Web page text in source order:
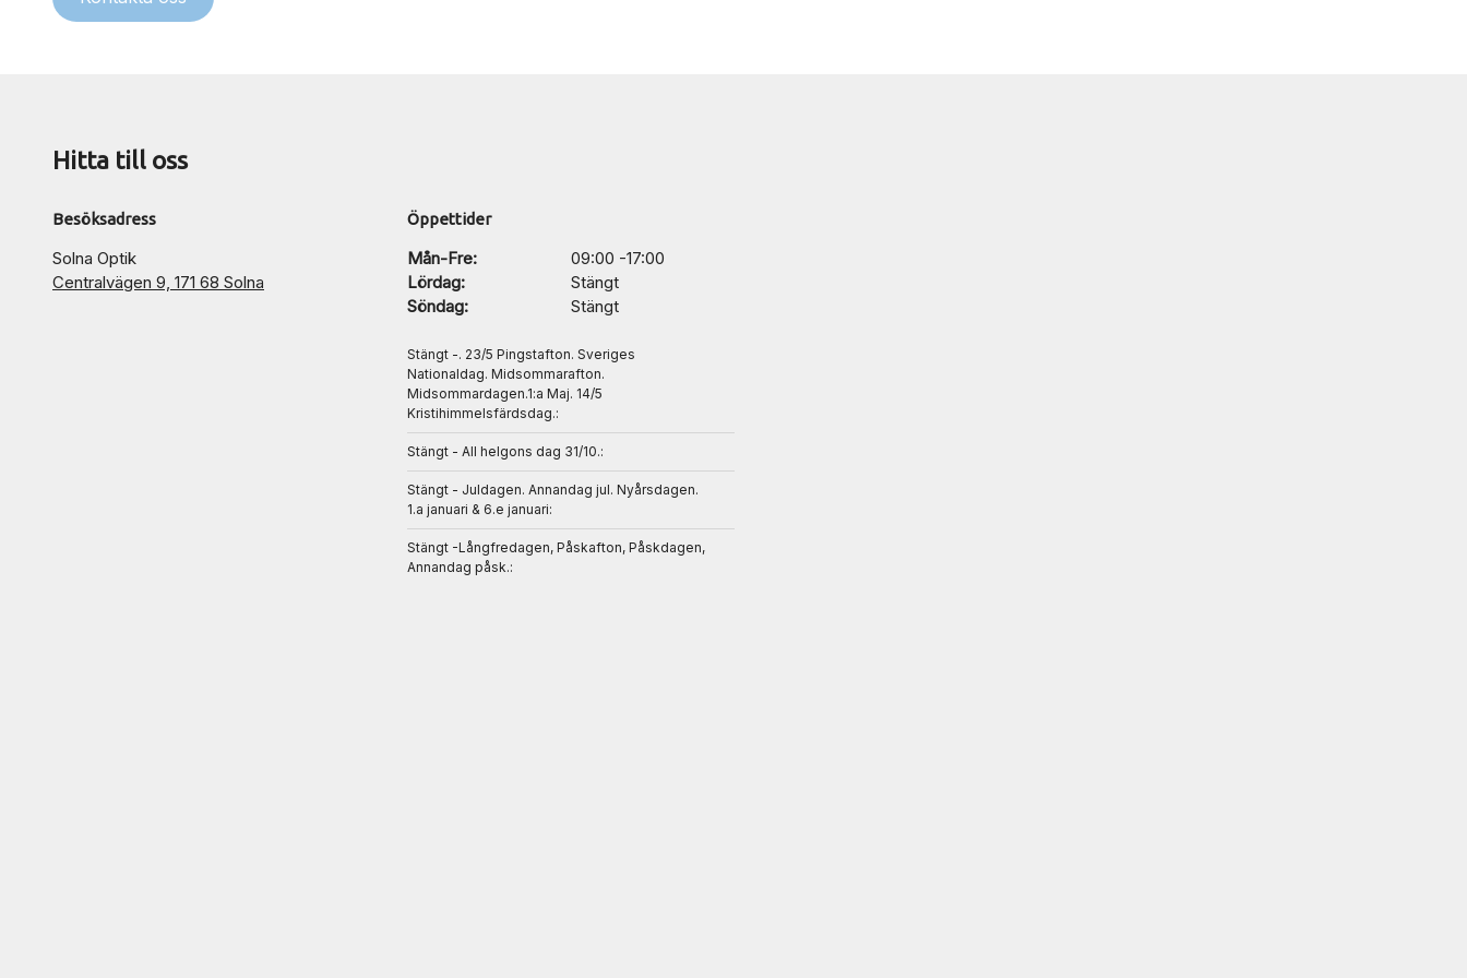
Hitta till oss
Besöksadress
Solna Optik
Centralvägen 9, 171 68 Solna
Öppettider
Mån-Fre:
09:00 -17:00
Lördag:
Stängt
Söndag:
Stängt
Stängt -. 23/5 Pingstafton. Sveriges
Nationaldag. Midsommarafton.
Midsommardagen.1:a Maj. 14/5
Kristihimmelsfärdsdag.:
Stängt - All helgons dag 31/10.:
Stängt - Juldagen. Annandag jul. Nyårsdagen.
1.a januari & 6.e januari:
Stängt -Långfredagen, Påskafton, Påskdagen,
Annandag påsk.: